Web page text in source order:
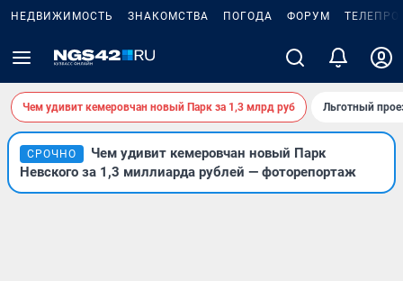
НЕДВИЖИМОСТЬ ЗНАКОМСТВА ПОГОДА ФОРУМ
Чем удивит кемеровчан новый Парк за 1,3 млрд руб Льготный
СРОЧНО
Чем удивит кемеровчан новый Парк
Невского за 1,3 миллиарда рублей — фоторепортаж